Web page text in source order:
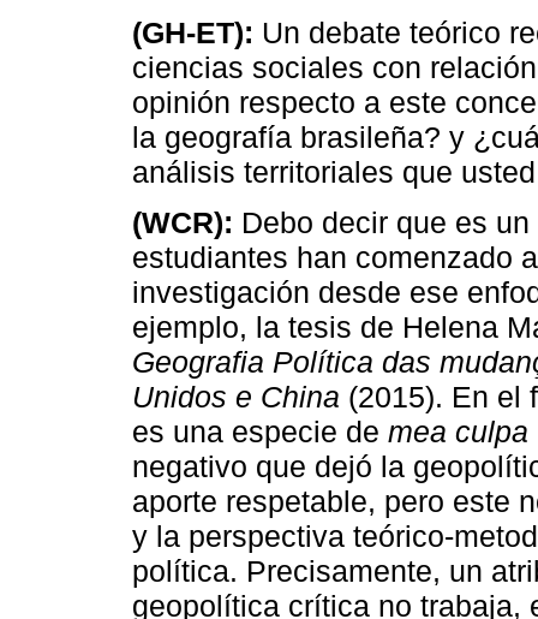
(GH-ET): Un debate teórico
ciencias sociales con
opinión respecto a este
la geografía brasileña? y
análisis territoriales que
(WCR): Debo decir que es
estudiantes han comenzado
investigación desde ese
ejemplo, la tesis de Helena
Geografia Política das
Unidos e China (2015). En el
es una especie de mea culpa
negativo que dejó la
aporte respetable, pero este
y la perspectiva teórico-
política. Precisamente, un
geopolítica crítica no trabaja,